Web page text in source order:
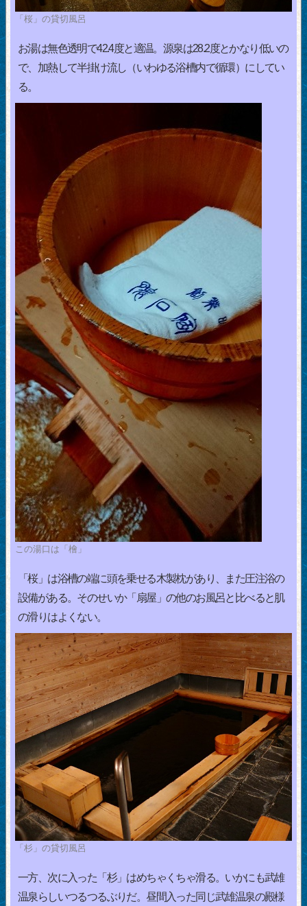
「桜」の貸切風呂
お湯は無色透明で42.4度と適温。源泉は28.2度とかなり低いの
で、加熱して半掛け流し（いわゆる浴槽内で循環）にしてい
る。
この湯口は「檜」
「桜」は浴槽の端に頭を乗せる木製枕があり、また圧注浴の
設備がある。そのせいか「扇屋」の他のお風呂と比べると肌
の滑りはよくない。
「杉」の貸切風呂
一方、次に入った「杉」はめちゃくちゃ滑る。いかにも武雄
温泉らしいつるつるぶりだ。昼間入った同じ武雄温泉の殿様